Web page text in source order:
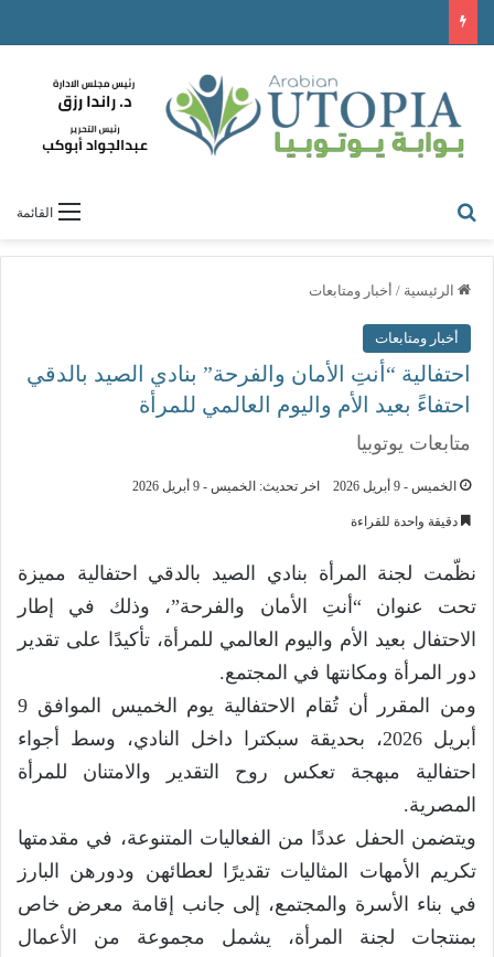
القائمة
الرئيسية / أخبار ومتابعات
أخبار ومتابعات
احتفالية “أنتِ الأمان والفرحة” بنادي الصيد بالدقي
احتفاءً بعيد الأم واليوم العالمي للمرأة
متابعات يوتوبيا
الخميس - 9 أبريل 2026 اخر تحديث: الخميس - 9 أبريل 2026
دقيقة واحدة للقراءة
نظّمت لجنة المرأة بنادي الصيد بالدقي احتفالية مميزة
تحت عنوان “أنتِ الأمان والفرحة”، وذلك في إطار
الاحتفال بعيد الأم واليوم العالمي للمرأة، تأكيدًا على تقدير
دور المرأة ومكانتها في المجتمع.
ومن المقرر أن تُقام الاحتفالية يوم الخميس الموافق 9
أبريل 2026، بحديقة سبكترا داخل النادي، وسط أجواء
احتفالية مبهجة تعكس روح التقدير والامتنان للمرأة
المصرية.
ويتضمن الحفل عددًا من الفعاليات المتنوعة، في مقدمتها
تكريم الأمهات المثاليات تقديرًا لعطائهن ودورهن البارز
في بناء الأسرة والمجتمع، إلى جانب إقامة معرض خاص
بمنتجات لجنة المرأة، يشمل مجموعة من الأعمال